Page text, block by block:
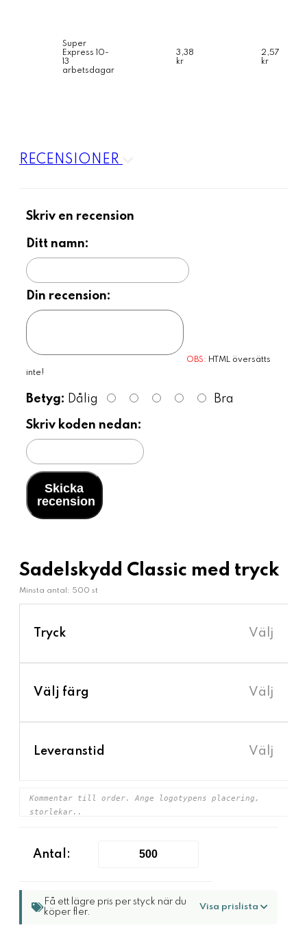
Super
Express 10-
13
arbetsdagar
3,38
kr
2,57
kr
RECENSIONER
Skriv en recension
Ditt namn:
Din recension:
OBS: HTML översätts
inte!
Betyg: Dålig Bra
Skriv koden nedan:
Skicka
recension
Sadelskydd Classic med tryck
Minsta antal: 500 st
Tryck Välj
Välj färg Välj
Leveranstid Välj
Antal:
Få ett lägre pris per styck när du
köper fler.
Visa prislista